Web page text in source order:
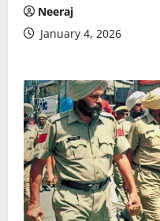
Neeraj
January 4, 2026